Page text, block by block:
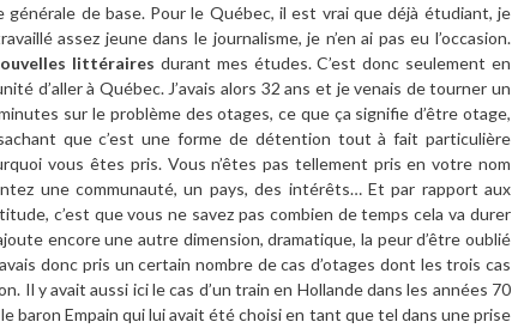
générale de base. Pour le Québec, il est vrai que déjà étudiant, je
assez jeune dans le journalisme, je n’en ai pas eu l’occasion.
littéraires durant mes études. C’est donc seulement en
d’aller à Québec. J’avais alors 32 ans et je venais de tourner un
sur le problème des otages, ce que ça signifie d’être otage,
que c’est une forme de détention tout à fait particulière
vous êtes pris. Vous n’êtes pas tellement pris en votre nom
une communauté, un pays, des intérêts… Et par rapport aux
c’est que vous ne savez pas combien de temps cela va durer
encore une autre dimension, dramatique, la peur d’être oublié
donc pris un certain nombre de cas d’otages dont les trois cas
Il y avait aussi ici le cas d’un train en Hollande dans les années 70
baron Empain qui lui avait été choisi en tant que tel dans une prise